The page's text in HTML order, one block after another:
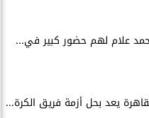
علام لهم حضور كبير في...
يعد بحل أزمة فريق الكرة...